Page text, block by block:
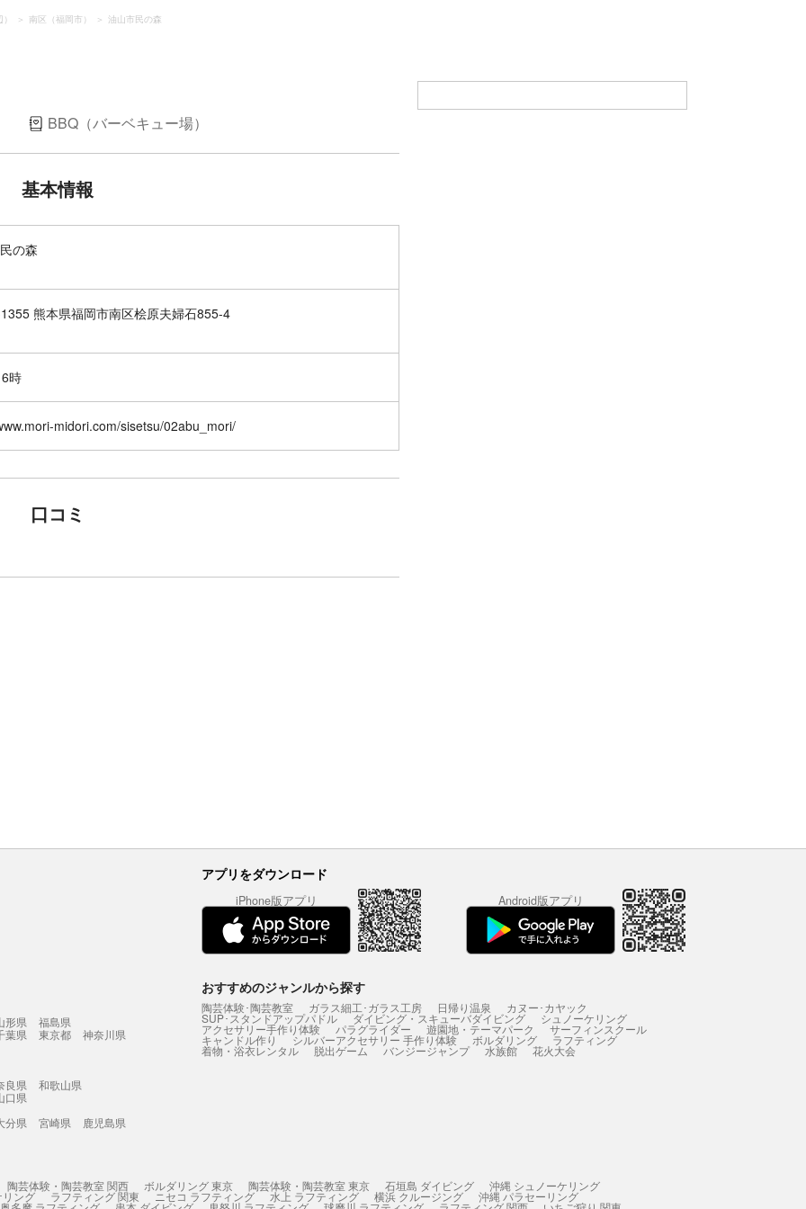
南区（福岡市） 油山市民の森
BBQ（バーベキュー場）
基本情報
の森
熊本県福岡市南区桧原夫婦石855-4
時
midori.com/sisetsu/02abu_mori/
口コミ
アプリをダウンロード
iPhone版アプリ Android版アプリ
形県
福島県
葉県 東京都
神奈川県
良県
和歌山県
口県
分県 宮崎県
鹿児島県
おすすめのジャンルから探す
陶芸体験･陶芸教室 ガラス細工･ガラス工房 日帰り温泉 カヌー･カヤック
SUP･スタンドアップパドル ダイビング・スキューバダイビング シュノーケリング
アクセサリー手作り体験 パラグライダー 遊園地・テーマパーク サーフィンスクール
キャンドル作り シルバーアクセサリー 手作り体験 ボルダリング ラフティング
着物・浴衣レンタル 脱出ゲーム バンジージャンプ 水族館 花火大会
陶芸体験・陶芸教室 関西 ボルダリング 東京 陶芸体験・陶芸教室 東京 石垣島 ダイビング 沖縄 シュノーケリング
ング ラフティング 関東 ニセコ ラフティング 水上 ラフティング 横浜 クルージング 沖縄 パラセーリング